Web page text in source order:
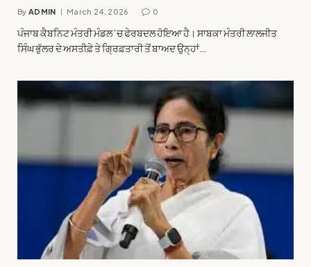
By ADMIN March 24, 2026 0
ਪੰਜਾਬ ਕੈਬਨਿਟ ਮੰਤਰੀ ਮੰਡਲ ‘ਚ ਫੇਰਬਦਲ ਹੋਇਆ ਹੈ। ਸਾਬਕਾ ਮੰਤਰੀ ਲਾਲਜੀਤ
ਸਿੰਘ ਭੁੱਲਰ ਦੇ ਅਸਤੀਫ਼ੇ ਤੇ ਗ੍ਰਿਫ਼ਤਾਰੀ ਤੋਂ ਬਾਅਦ ਉਨ੍ਹਾਂ…